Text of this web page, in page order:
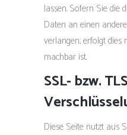
lassen. Sofern Sie die
Daten an einen
verlangen, erfolgt dies
machbar ist.
SSL- bzw.
Diese Seite nutzt aus